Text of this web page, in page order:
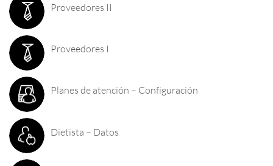
Proveedores II
Proveedores I
Planes de atención – Configuración
Dietista – Datos